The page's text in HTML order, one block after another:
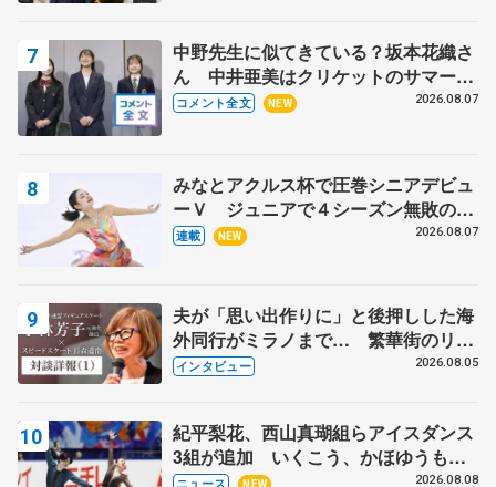
中野先生に似てきている？坂本花織さ
ん 中井亜美はクリケットのサマーキ
ャンプに 島田麻央はたくさん試合に
コメント全文 NEW 2026.08.07
みなとアクルス杯で圧巻シニアデビュ
ーＶ ジュニアで４シーズン無敗の島
田麻央
連載 NEW 2026.08.07
夫が「思い出作りに」と後押しした海
外同行がミラノまで… 繁華街のリン
クでは不良のお兄さんも味方に 小林
インタビュー 2026.08.05
紀平梨花、西山真瑚組らアイスダンス
3組が追加 いくこう、かほゆうも、
木下グループ杯
ニュース NEW 2026.08.08